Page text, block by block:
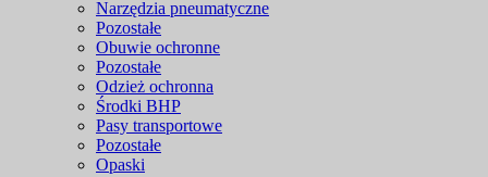
Narzędzia pneumatyczne
Pozostałe
Obuwie ochronne
Pozostałe
Odzież ochronna
Środki BHP
Pasy transportowe
Pozostałe
Opaski